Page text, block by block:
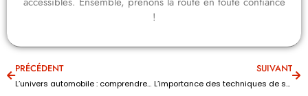
!
PRÉCÉDENT
L’univers automobile : comprendre les différences entre un casse et un épaviste
SUIVANT
L’importance des techniques de soudure avancées dans la fabrication automobile et mécanique